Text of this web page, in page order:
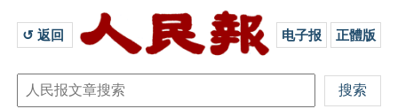
↺ 返回 电子报 正體版